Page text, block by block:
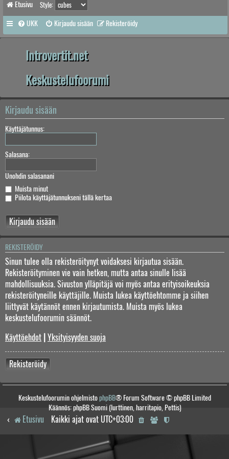
Etusivu Style:
UKK Kirjaudu sisään Rekisteröidy
Introvertit.net
Keskustelufoorumi
Kirjaudu sisään
Käyttäjätunnus:
Salasana:
Unohdin salasanani
Muista minut
Piilota käyttäjätunnukseni tällä kertaa
REKISTERÖIDY
Sinun tulee olla rekisteröitynyt voidaksesi kirjautua sisään.
Rekisteröityminen vie vain hetken, mutta antaa sinulle lisää
mahdollisuuksia. Sivuston ylläpitäjä voi myös antaa erityisoikeuksia
rekisteröityneille käyttäjille. Muista lukea käyttöehtomme ja siihen
liittyvät käytännöt ennen kirjautumista. Muista myös lukea
keskustelufoorumin säännöt.
Käyttöehdot Yksityisyyden suoja
Rekisteröidy
Keskustelufoorumin ohjelmistophpBB® Forum Software © phpBB Limited
Käännös: phpBB Suomi (lurttinen, harritapio, Pettis)
Etusivu Kaikki ajat ovat UTC+03:00